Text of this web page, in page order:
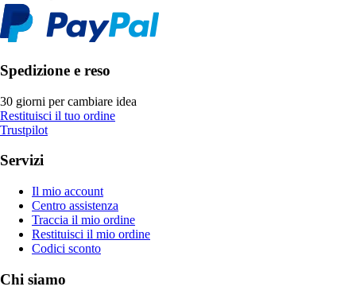
Spedizione e reso
30 giorni per cambiare idea
Restituisci il tuo ordine
Trustpilot
Servizi
Il mio account
Centro assistenza
Traccia il mio ordine
Restituisci il mio ordine
Codici sconto
Chi siamo